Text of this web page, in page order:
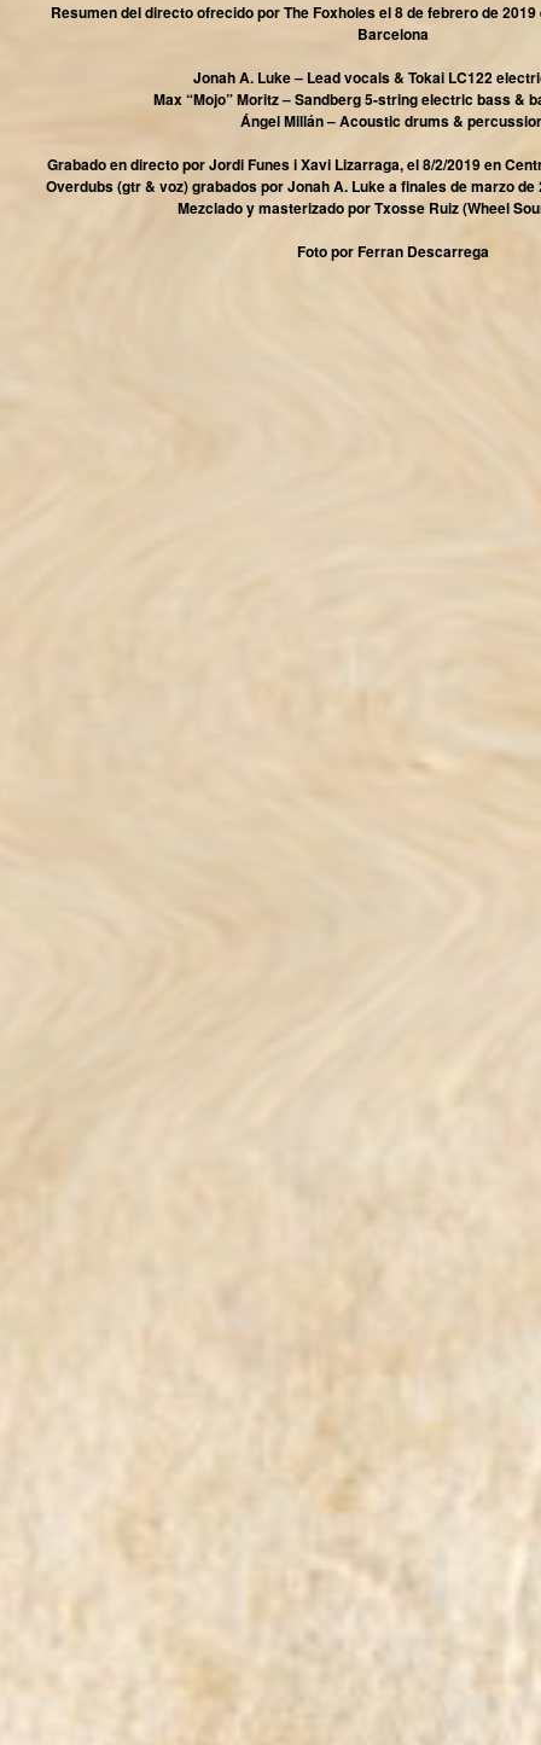
Resumen del directo ofrecido por The Foxholes el 8 de febrero de
Barcelona
Jonah A. Luke – Lead vocals & Tokai LC122
Max “Mojo” Moritz – Sandberg 5-string electric bass &
Ángel Millán – Acoustic drums &
Grabado en directo por Jordi Funes i Xavi Lizarraga, el 8/2/2019 en
Overdubs (gtr & voz) grabados por Jonah A. Luke a finales de marzo
Mezclado y masterizado por Txosse Ruiz (Wheel
Foto por Ferran Descarrega